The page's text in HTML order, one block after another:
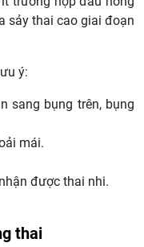
sảy thai cao giai đoạn
ý:
sang bụng trên, bụng
mái.
được thai nhi.
thai